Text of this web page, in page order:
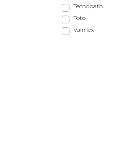
Tecnobath
Toto
Valmex